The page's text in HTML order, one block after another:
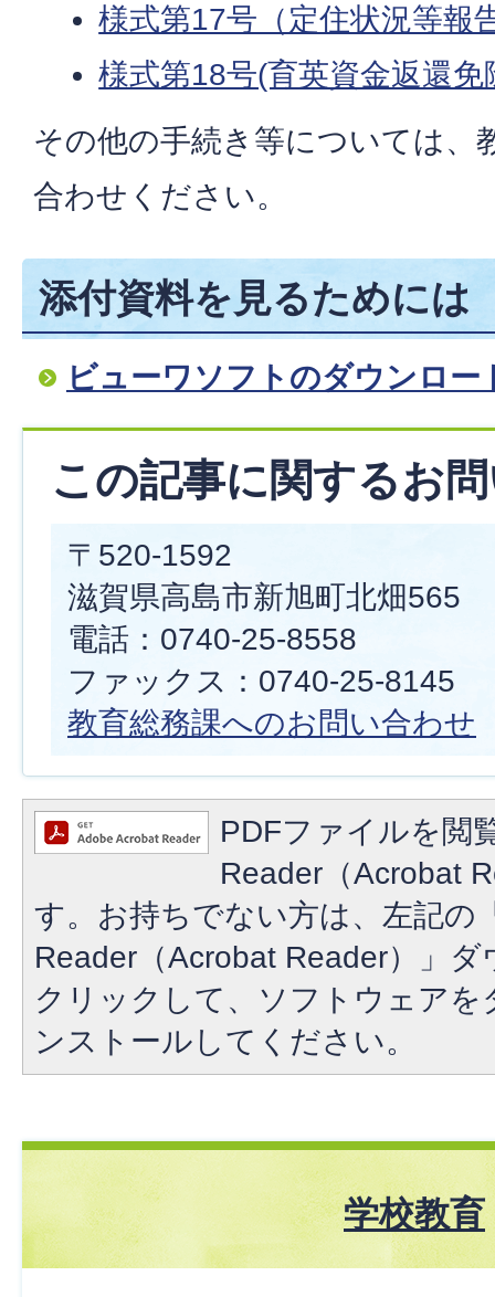
様式第17号（定住状況等報
様式第18号(育英資金返還免
その他の手続き等については、
合わせください。
添付資料を見るためには
ビューワソフトのダウンロー
この記事に関するお
〒520-1592
滋賀県高島市新旭町北畑565
電話：0740-25-8558
ファックス：0740-25-8145
教育総務課へのお問い合わせ
PDFファイルを閲
Reader（Acrobat
す。お持ちでない方は、左記の
Reader（Acrobat Reader）」
クリックして、ソフトウェア
ンストールしてください。
学校教育